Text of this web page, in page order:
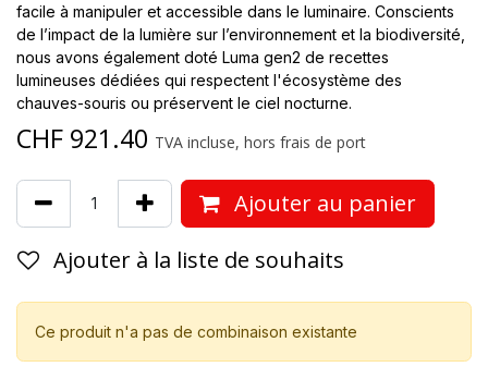
facile à manipuler et accessible dans le luminaire. Conscients
de l’impact de la lumière sur l’environnement et la biodiversité,
nous avons également doté Luma gen2 de recettes
lumineuses dédiées qui respectent l'écosystème des
chauves-souris ou préservent le ciel nocturne.
CHF 921.40 TVA incluse, hors frais de port
Ajouter au panier
Ajouter à la liste de souhaits
Ce produit n'a pas de combinaison existante